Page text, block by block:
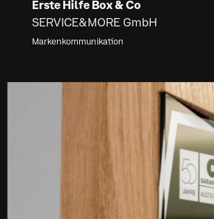
Erste Hilfe Box & Co
SERVICE&MORE GmbH
Markenkommunikation